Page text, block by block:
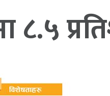
८.५